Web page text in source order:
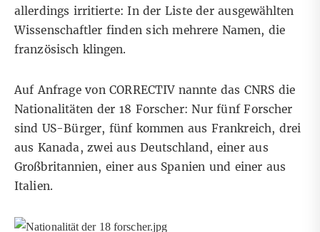
allerdings irritierte: In derListe der ausgewählten
Wissenschaftler finden sich mehrere Namen, die
französisch klingen.
Auf Anfrage von CORRECTIV nannte das CNRS die
Nationalitäten der 18 Forscher: Nur fünf Forscher
sind US-Bürger, fünf kommen aus Frankreich, drei
aus Kanada, zwei aus Deutschland, einer aus
Großbritannien, einer aus Spanien und einer aus
Italien.